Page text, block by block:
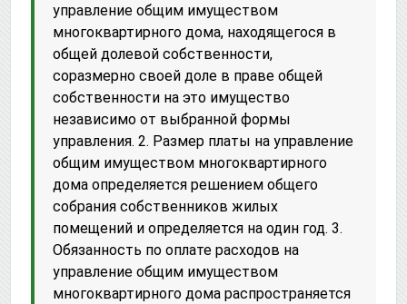
управление общим имуществом
многоквартирного дома, находящегося в
общей долевой собственности,
соразмерно своей доле в праве общей
собственности на это имущество
независимо от выбранной формы
управления. 2. Размер платы на управление
общим имуществом многоквартирного
дома определяется решением общего
собрания собственников жилых
помещений и определяется на один год. 3.
Обязанность по оплате расходов на
управление общим имуществом
многоквартирного дома распространяется